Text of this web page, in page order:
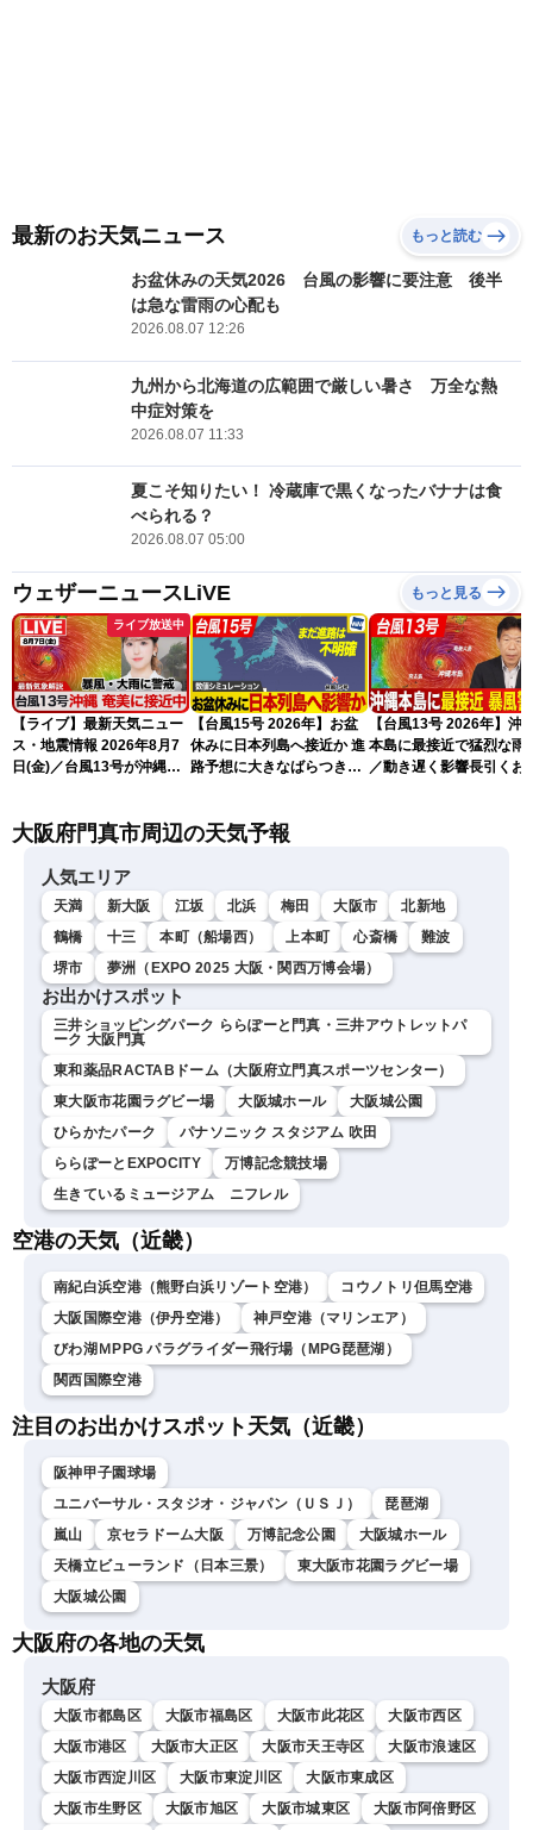
最新のお天気ニュース もっと読む
お盆休みの天気2026 台風の影響に要注意 後半
は急な雷雨の心配も
2026.08.07 12:26
九州から北海道の広範囲で厳しい暑さ 万全な熱
中症対策を
2026.08.07 11:33
夏こそ知りたい！ 冷蔵庫で黒くなったバナナは食
べられる？
2026.08.07 05:00
ウェザーニュースLiVE もっと見る
ライブ放送中
【ライブ】最新天気ニュー
ス・地震情報 2026年8月7
日(金)／台風13号が沖縄・
ュースLiVEアフタヌーン・
【台風15号 2026年】お盆
休みに日本列島へ接近か 進
路予想に大きなばらつき
【台風13号 2026年】沖
本島に最接近で猛烈な雨
／動き遅く影響長引くお
大阪府門真市周辺の天気予報
人気エリア
天満 新大阪 江坂 北浜 梅田 大阪市
北新地
鶴橋
十三 本町（船場西） 上本町 心斎橋
難波
堺市
夢洲（EXPO 2025 大阪・関西万博会場）
お出かけスポット
三井ショッピングパーク ららぽーと門真・三井アウトレットパ
ーク 大阪門真
東和薬品RACTABドーム（大阪府立門真スポーツセンター）
東大阪市花園ラグビー場
大阪城ホール
大阪城公園
ひらかたパーク
パナソニック スタジアム 吹田
ららぽーとEXPOCITY
万博記念競技場
生きているミュージアム ニフレル
空港の天気（近畿）
南紀白浜空港（熊野白浜リゾート空港）
コウノトリ但馬空港
大阪国際空港（伊丹空港）
神戸空港（マリンエア）
びわ湖ＭPPG パラグライダー飛行場（MPG琵琶湖）
関西国際空港
注目のお出かけスポット天気（近畿）
阪神甲子園球場
ユニバーサル・スタジオ・ジャパン（ＵＳＪ）
琵琶湖
嵐山
京セラドーム大阪 万博記念公園
大阪城ホール
天橋立ビューランド（日本三景）
東大阪市花園ラグビー場
大阪城公園
大阪府の各地の天気
大阪府
大阪市都島区 大阪市福島区 大阪市此花区
大阪市西区
大阪市港区
大阪市大正区 大阪市天王寺区
大阪市浪速区
大阪市西淀川区
大阪市東淀川区
大阪市東成区
大阪市生野区
大阪市旭区 大阪市城東区 大阪市阿倍野区